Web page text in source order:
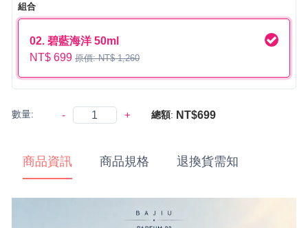
組合
02. 碧藍海洋 50ml
NT$ 699 原價: NT$ 1,260
數量: - + 總額: NT$699
商品資訊 商品規格 退換貨需知